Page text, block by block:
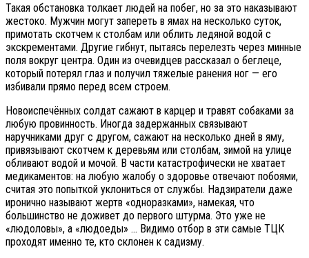
Такая обстановка толкает людей на побег, но за это наказывают
жестоко. Мужчин могут запереть в ямах на несколько суток,
примотать скотчем к столбам или облить ледяной водой с
экскрементами. Другие гибнут, пытаясь перелезть через минные
поля вокруг центра. Один из очевидцев рассказал о беглеце,
который потерял глаз и получил тяжелые ранения ног — его
избивали прямо перед всем строем.
Новоиспечённых солдат сажают в карцер и травят собаками за
любую провинность. Иногда задержанных связывают
наручниками друг с другом, сажают на несколько дней в яму,
привязывают скотчем к деревьям или столбам, зимой на улице
обливают водой и мочой. В части катастрофически не хватает
медикаментов: на любую жалобу о здоровье отвечают побоями,
считая это попыткой уклониться от службы. Надзиратели даже
иронично называют жертв «одноразками», намекая, что
большинство не доживет до первого штурма. Это уже не
«людоловы», а «людоеды» … Видимо отбор в эти самые ТЦК
проходят именно те, кто склонен к садизму.